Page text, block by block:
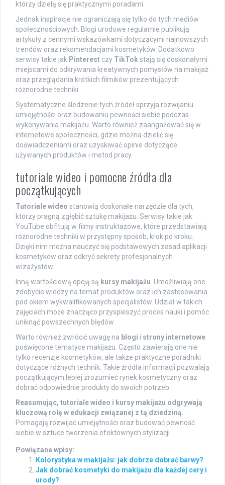
którzy dzielą się praktycznymi poradami.
Jednak inspiracje nie ograniczają się tylko do tych mediów
społecznościowych. Blogi urodowe regularnie publikują
artykuły z cennymi wskazówkami dotyczącymi najnowszych
trendów oraz rekomendacjami kosmetyków. Dodatkowo
serwisy takie jak Pinterest czy TikTokstają się doskonałymi
miejscami do odkrywania kreatywnych pomysłów na makijaż
oraz przeglądania krótkich filmików prezentujących
różnorodne techniki.
Systematyczne śledzenie tych źródeł sprzyja rozwijaniu
umiejętności oraz budowaniu pewności siebie podczas
wykonywania makijażu. Warto również zaangażować się w
internetowe społeczności, gdzie można dzielić się
doświadczeniami oraz uzyskiwać opinie dotyczące
używanych produktów i metod pracy.
tutoriale wideo i pomocne źródła dla
początkujących
Tutoriale wideo stanowią doskonałe narzędzie dla tych,
którzy pragną zgłębić sztukę makijażu. Serwisy takie jak
YouTube obfitują w filmy instruktażowe, które przedstawiają
różnorodne techniki w przystępny sposób, krok po kroku.
Dzięki nim można nauczyć się podstawowych zasad aplikacji
kosmetyków oraz odkryć sekrety profesjonalnych
wizażystów.
Inną wartościową opcją są kursy makijażu . Umożliwiają one
zdobycie wiedzy na temat produktów oraz ich zastosowania
pod okiem wykwalifikowanych specjalistów. Udział w takich
zajęciach może znacząco przyspieszyć proces nauki i pomóc
uniknąć powszechnych błędów.
Warto również zwrócić uwagę na blogi i strony internetowe
poświęcone tematyce makijażu. Często zawierają one nie
tylko recenzje kosmetyków, ale także praktyczne poradniki
dotyczące różnych technik. Takie źródła informacji pozwalają
początkującym lepiej zrozumieć rynek kosmetyczny oraz
dobrać odpowiednie produkty do swoich potrzeb.
Reasumując, tutoriale wideo i kursy makijażu odgrywają
kluczową rolę w edukacji związanej z tą dziedziną.
Pomagają rozwijać umiejętności oraz budować pewność
siebie w sztuce tworzenia efektownych stylizacji.
Powiązane wpisy:
Kolorystyka w makijażu: jak dobrze dobrać barwy?
Jak dobrać kosmetyki do makijażu dla każdej cery i
urody?